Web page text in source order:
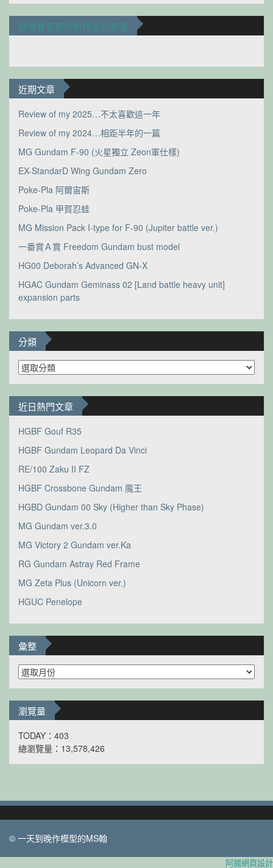
這裡會有較快的作品分享喔
近期文章
Review of my 2025…不太喜歡這一年
Review of my 2024…相距半年的一篇
MG Gundam F-90 (火星獨立 Zeon軍仕樣)
EX-StandarD Wing Gundam Zero
Poke-Pla 阿爾宙斯
Poke-Pla 甲賀忍蛙
MG Mission Pack I-type for F-90 (Jupiter battle ver.)
一番賞Ａ賞 Freedom Gundam bust model
HG00 Deborah’s Advanced GN-X
HGAC Gundam Geminass 02 [Land battle heavy unit]
expansion parts
分類
分
類
近日熱門文章
HGBF Gouf R35
HGBF Gundam Leopard Da Vinci
RE/100 Zaku II FZ
HGBF Crossbone Gundam 魔王
HGBD Gundam 00 Sky (Higher than Sky Phase)
MG Gundam ver.3.0
MG Victory 2 Gundam ver.Ka
RG Gundam Astray Red Frame
MG Zeta Plus (Unicorn ver.)
HGUC Penelope
彙整
彙
整
瀏覽量
TODAY：403
總瀏覽量：13,578,426
© 一天到晚作模型的MS翰
阿腸網頁設計